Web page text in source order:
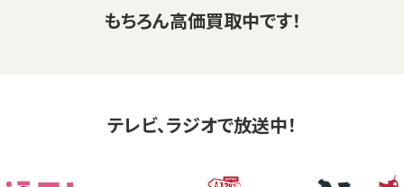
もちろん高価買取中です！
テレビ、ラジオで放送中！